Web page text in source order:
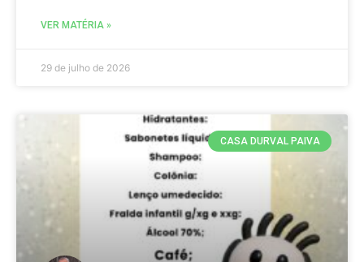
VER MATÉRIA »
29 de julho de 2026
CASA DURVAL PAIVA